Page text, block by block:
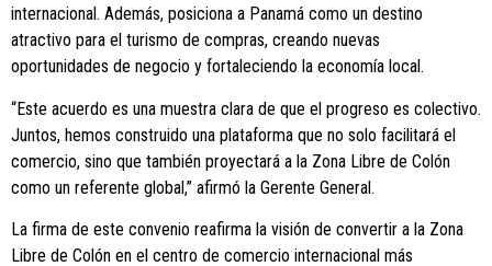
internacional. Además, posiciona a Panamá como un destino
atractivo para el turismo de compras, creando nuevas
oportunidades de negocio y fortaleciendo la economía local.
“Este acuerdo es una muestra clara de que el progreso es colectivo.
Juntos, hemos construido una plataforma que no solo facilitará el
comercio, sino que también proyectará a la Zona Libre de Colón
como un referente global,” afirmó la Gerente General.
La firma de este convenio reafirma la visión de convertir a la Zona
Libre de Colón en el centro de comercio internacional más